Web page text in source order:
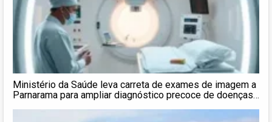
Ministério da Saúde leva carreta de exames de imagem a
Parnarama para ampliar diagnóstico precoce de doenças